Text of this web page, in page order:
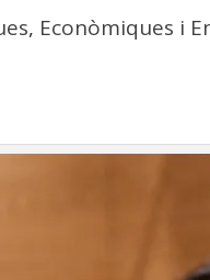
, Econòmiques i